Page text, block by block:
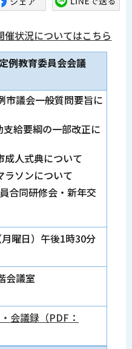
状況についてはこちら
例教育委員会会議
市議会一般質問要旨に
給要綱の一部改正に
成人式典について
ラソンについて
合同研修会・新年交
曜日）午後1時30分
会議室
会議録（PDF：